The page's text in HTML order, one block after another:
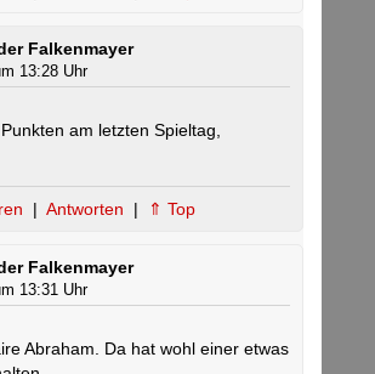
Falkenmayer
13:28 Uhr
am letzten Spieltag,
| Antworten | ⇑ Top
Falkenmayer
13:31 Uhr
Abraham. Da hat wohl einer etwas